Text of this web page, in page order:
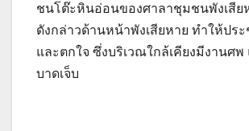
ชนโต๊ะหินอ่อนของศาลาชุมชนพังเสีย
ดังกล่าวด้านหน้าพังเสียหาย ทำให้ปร
และตกใจ ซึ่งบริเวณใกล้เคียงมีงานศพ
บาดเจ็บ